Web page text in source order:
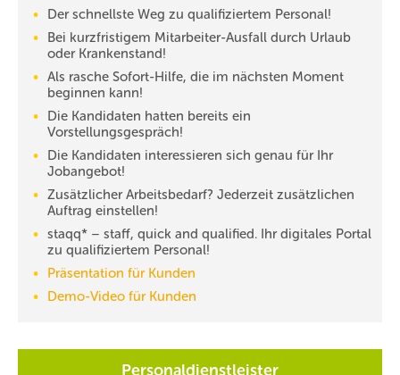
Der schnellste Weg zu qualifiziertem Personal!
Bei kurzfristigem Mitarbeiter-Ausfall durch Urlaub
oder Krankenstand!
Als rasche Sofort-Hilfe, die im nächsten Moment
beginnen kann!
Die Kandidaten hatten bereits ein
Vorstellungsgespräch!
Die Kandidaten interessieren sich genau für Ihr
Jobangebot!
Zusätzlicher Arbeitsbedarf? Jederzeit zusätzlichen
Auftrag einstellen!
staqq* – staff, quick and qualified. Ihr digitales Portal
zu qualifiziertem Personal!
Präsentation für Kunden
Demo-Video für Kunden
Personaldienstleister